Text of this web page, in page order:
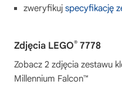
zweryfikuj specyfikację
Zdjęcia LEGO® 7778
Zobacz 2 zdjęcia zestawu
Millennium Falcon™